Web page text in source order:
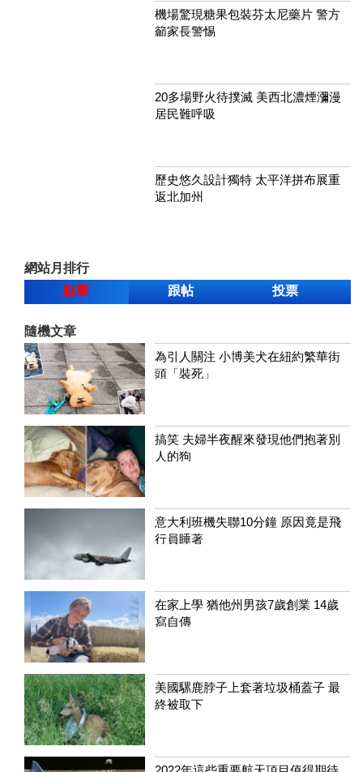
機場驚現糖果包裝芬太尼藥片 警方
籲家長警惕
20多場野火待撲滅 美西北濃煙瀰漫
居民難呼吸
歷史悠久設計獨特 太平洋拼布展重
返北加州
網站月排行
點擊
跟帖 投票
隨機文章
為引人關注 小博美犬在紐約繁華街
頭「裝死」
搞笑 夫婦半夜醒來發現他們抱著別
人的狗
意大利班機失聯10分鐘 原因竟是飛
行員睡著
在家上學 猶他州男孩7歲創業 14歲
寫自傳
美國騾鹿脖子上套著垃圾桶蓋子 最
終被取下